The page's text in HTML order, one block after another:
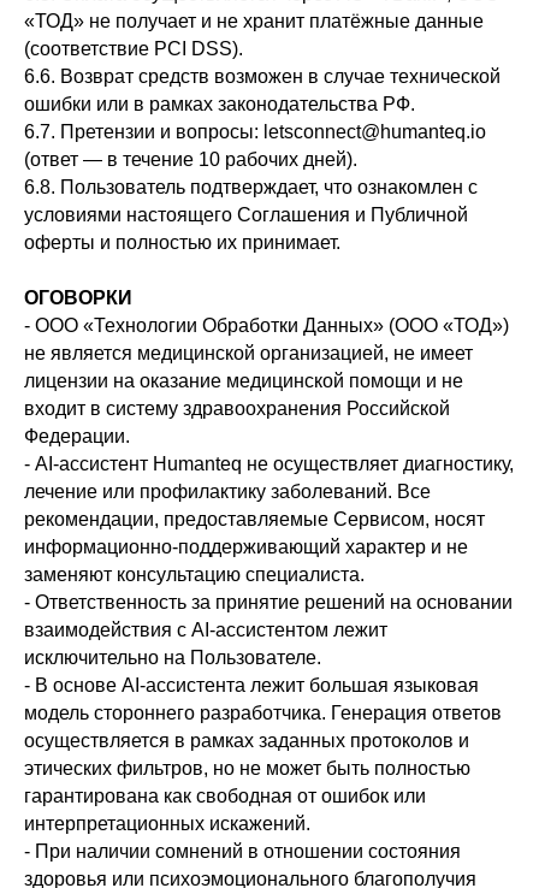
«ТОД» не получает и не хранит платёжные данные
(соответствие PCI DSS).
6.6. Возврат средств возможен в случае технической
ошибки или в рамках законодательства РФ.
6.7. Претензии и вопросы: letsconnect@humanteq.io
(ответ — в течение 10 рабочих дней).
6.8. Пользователь подтверждает, что ознакомлен с
условиями настоящего Соглашения и Публичной
оферты и полностью их принимает.
ОГОВОРКИ
- ООО «Технологии Обработки Данных» (ООО «ТОД»)
не является медицинской организацией, не имеет
лицензии на оказание медицинской помощи и не
входит в систему здравоохранения Российской
Федерации.
- AI-ассистент Humanteq не осуществляет диагностику,
лечение или профилактику заболеваний. Все
рекомендации, предоставляемые Сервисом, носят
информационно-поддерживающий характер и не
заменяют консультацию специалиста.
- Ответственность за принятие решений на основании
взаимодействия с AI-ассистентом лежит
исключительно на Пользователе.
- В основе AI-ассистента лежит большая языковая
модель стороннего разработчика. Генерация ответов
осуществляется в рамках заданных протоколов и
этических фильтров, но не может быть полностью
гарантирована как свободная от ошибок или
интерпретационных искажений.
- При наличии сомнений в отношении состояния
здоровья или психоэмоционального благополучия